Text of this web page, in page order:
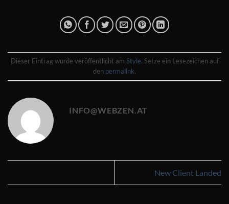
Dieser Eintrag wurde veröffentlicht am Style. Setze ein Lesezeichen auf
den permalink.
INFO@WEBZEN.AT
New Client Landed